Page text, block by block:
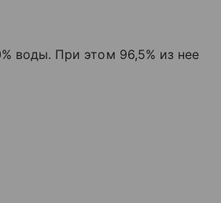
воды. При этом 96,5% из нее